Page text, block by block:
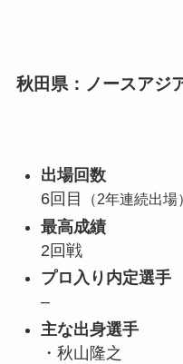
秋田県：ノースアジ
出場回数
6回目
（2年連続出場）
最高成績
2回戦
プロ入り内定選手
–
主な出身選手
・秋山隆之